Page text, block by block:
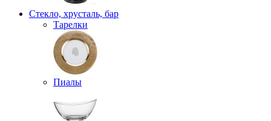
Стекло, хрусталь, бар
Тарелки
Пиалы